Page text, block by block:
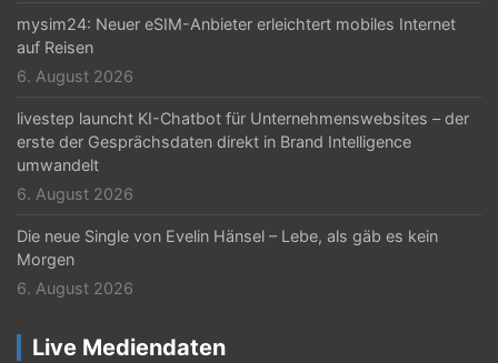
mysim24: Neuer eSIM-Anbieter erleichtert mobiles Internet
auf Reisen
6. August 2026
livestep launcht KI-Chatbot für Unternehmenswebsites – der
erste der Gesprächsdaten direkt in Brand Intelligence
umwandelt
6. August 2026
Die neue Single von Evelin Hänsel – Lebe, als gäb es kein
Morgen
6. August 2026
Live Mediendaten